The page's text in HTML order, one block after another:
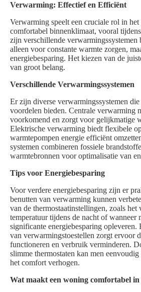
Verwarming: Effectief en Efficiënt
Verwarming speelt een cruciale rol in het
comfortabel binnenklimaat, vooral
zijn verschillende verwarmingssystemen
alleen voor constante warmte zorgen,
energiebesparing. Het kiezen van de
van groot belang.
Verschillende Verwarmingssystemen
Er zijn diverse verwarmingssystemen
voordelen bieden. Centrale verwarming
voorkomend en zorgt voor gelijkmatige
Elektrische verwarming biedt flexibele
warmtepompen energie efficiënt
systemen combineren fossiele
warmtebronnen voor optimalisatie van
Tips voor Energiebesparing
Voor verdere energiebesparing zijn er
benutten van verwarming kunnen
van de thermostaatinstellingen, zoals het
temperatuur tijdens de nacht of wanneer
significante energiebesparing opleveren.
van verwarmingstoestellen zorgt ervoor
functioneren en verbruik verminderen.
slimme thermostaten kan men eenvoudig
het comfort verhogen.
Wat maakt een woning comfortabel